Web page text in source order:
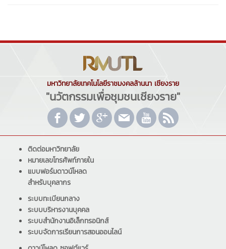
มหาวิทยาลัยเทคโนโลยีราชมงคลล้านนา เชียงราย
"นวัตกรรมเพื่อชุมชนเชียงราย"
ติดต่อมหาวิทยาลัย
หมายเลขโทรศัพท์ภายใน
แบบฟอร์มดาวน์โหลด
สำหรับบุคลากร
ระบบทะเบียนกลาง
ระบบบริหารงานบุคคล
ระบบสำนักงานอิเล็กทรอนิกส์
ระบบจัดการเรียนการสอนออนไลน์